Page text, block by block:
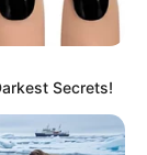
463
359
322
239
Secrets!